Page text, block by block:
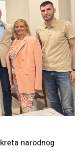
narodnog